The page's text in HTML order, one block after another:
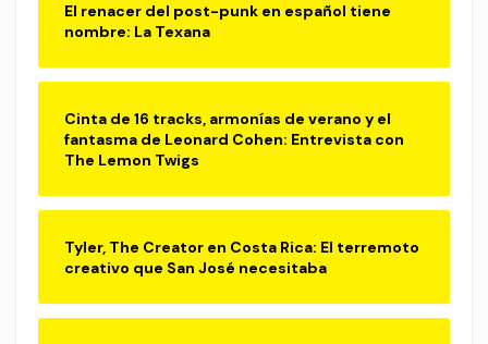
El renacer del post-punk en español tiene
nombre: La Texana
Cinta de 16 tracks, armonías de verano y el
fantasma de Leonard Cohen: Entrevista con
The Lemon Twigs
Tyler, The Creator en Costa Rica: El terremoto
creativo que San José necesitaba